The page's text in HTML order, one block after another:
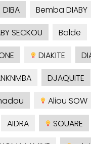
DIBA Bemba DIABY
SECKOU Balde
DIAKITE
DJAQUITE
Aliou SOW
AIDRA SOUARE